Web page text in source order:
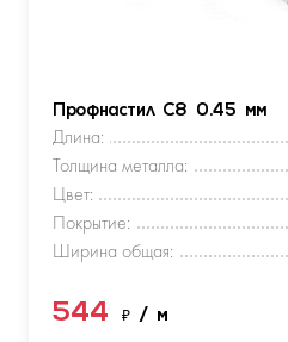
Профнастил С8 0.45 мм
Длина:
Толщина металла:
Цвет:
Покрытие:
Ширина общая:
544 ₽ / м